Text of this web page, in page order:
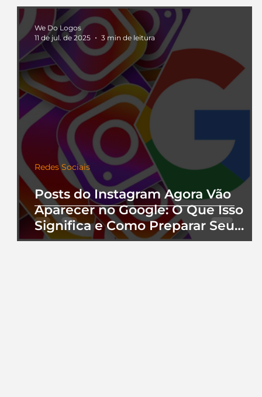
Posts do Instagram Agora Vão
Aparecer no Google: O Que Isso
Significa e Como Preparar Seu
Perfil
Redes Sociais
We Do Logos
11 de jul. de 2025
3 min de leitura